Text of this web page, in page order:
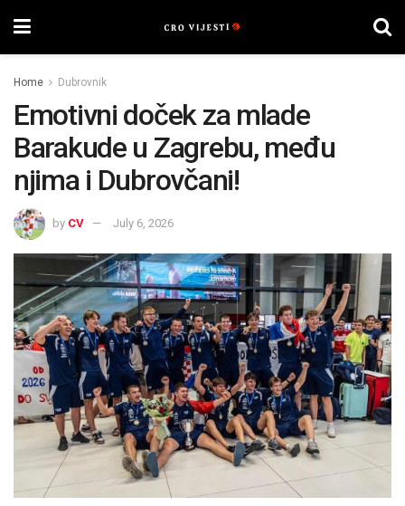
Home Dubrovnik
Emotivni doček za mlade
Barakude u Zagrebu, među
njima i Dubrovčani!
by CV July 6, 2026